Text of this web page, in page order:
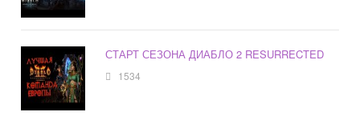
СТАРТ СЕЗОНА ДИАБЛО 2 RESURRECTED
1534